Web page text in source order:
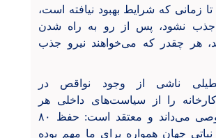
زمانی که شرایط بهبود نیافته است،
جذب نشود، پس از رو به راه شدن
هر چقدر که می‌خواهند نیرو جذب
ناشی از وجود نواقص در
را از سیاست‌های داخلی هر
شرکت خصوصی می‌داند و معتقد است: حفظ ۸۰
جهان همواره برای ما مهم بوده